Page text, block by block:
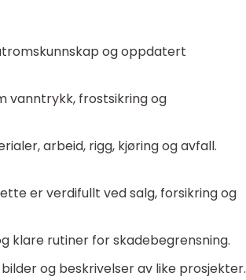
og oppdatert
vanntrykk, frostsikring og
arbeid, rigg, kjøring og avfall.
er verdifullt ved salg, forsikring og
klare rutiner for skadebegrensning.
og beskrivelser av like prosjekter.